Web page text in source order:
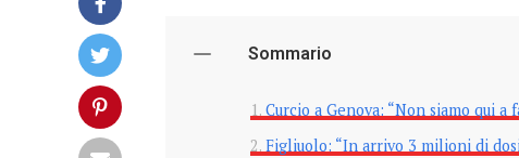
Sommario
Curcio a Genova: “Non siamo qui a
Figliuolo: “In arrivo 3 milioni di